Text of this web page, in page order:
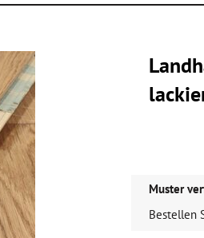
Muster
Bestellen